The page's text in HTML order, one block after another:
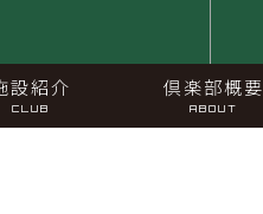
設紹介
CLUB
倶楽部概要
ABOUT